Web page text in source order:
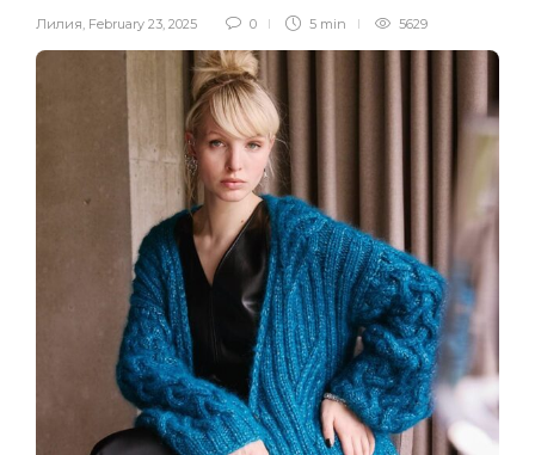
Лилия, February 23, 2025 0 5 min 5629